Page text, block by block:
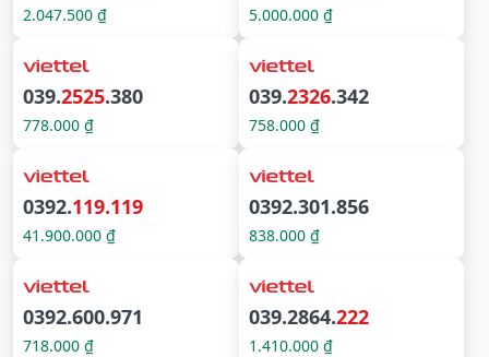
2.047.500 ₫ 5.000.000 ₫
039.2525.380
778.000 ₫
039.2326.342
758.000 ₫
0392.119.119
41.900.000 ₫
0392.301.856
838.000 ₫
0392.600.971
718.000 ₫
039.2864.222
1.410.000 ₫